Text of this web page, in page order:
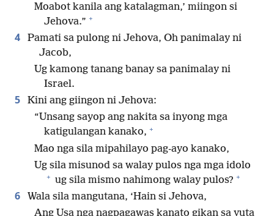
Moabot kanila ang katalagman,’ miingon si
Jehova.” +
4
Pamati sa pulong ni Jehova, Oh panimalay ni
Jacob,
Ug kamong tanang banay sa panimalay ni
Israel.
5
Kini ang giingon ni Jehova:
“Unsang sayop ang nakita sa inyong mga
katigulangan kanako, +
Mao nga sila mipahilayo pag-ayo kanako,
Ug sila misunod sa walay pulos nga mga idolo
+ ug sila mismo nahimong walay pulos? +
6
Wala sila mangutana, ‘Hain si Jehova,
Ang Usa nga nagpagawas kanato gikan sa yuta